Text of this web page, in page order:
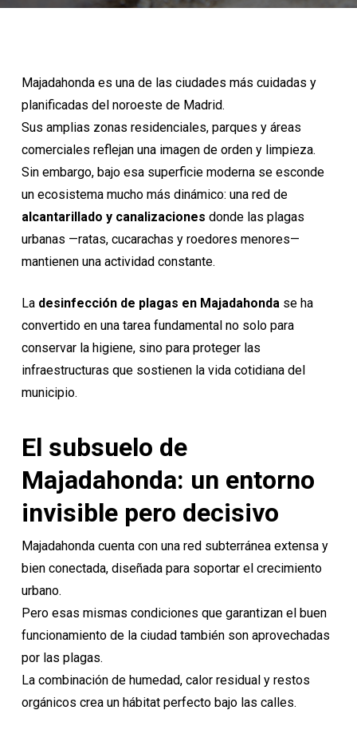
Majadahondaes una de las ciudades más cuidadas y
planificadas del noroeste de Madrid.
Sus amplias zonas residenciales, parques y áreas
comerciales reflejan una imagen de orden y limpieza.
Sin embargo, bajo esa superficie moderna se esconde
un ecosistema mucho más dinámico: una red de
alcantarillado y canalizaciones donde las plagas
urbanas —ratas, cucarachas y roedores menores—
mantienen una actividad constante.
La desinfección de plagas en Majadahondase ha
convertido en una tarea fundamental no solo para
conservar la higiene, sino para proteger las
infraestructuras que sostienen la vida cotidiana del
municipio.
El subsuelo de
Majadahonda: un entorno
invisible pero decisivo
Majadahonda cuenta con una red subterránea extensa y
bien conectada, diseñada para soportar el crecimiento
urbano.
Pero esas mismas condiciones que garantizan el buen
funcionamiento de la ciudad también son aprovechadas
por las plagas.
La combinación de humedad, calor residual y restos
orgánicos crea un hábitat perfecto bajo las calles.